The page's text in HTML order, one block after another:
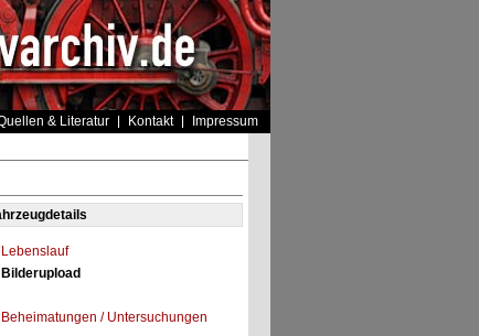
& Literatur Kontakt Impressum
Lebenslauf
Bilderupload
Beheimatungen / Untersuchungen